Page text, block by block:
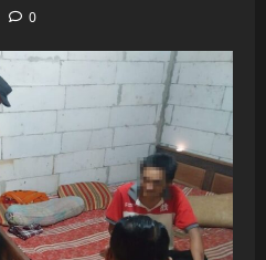
0